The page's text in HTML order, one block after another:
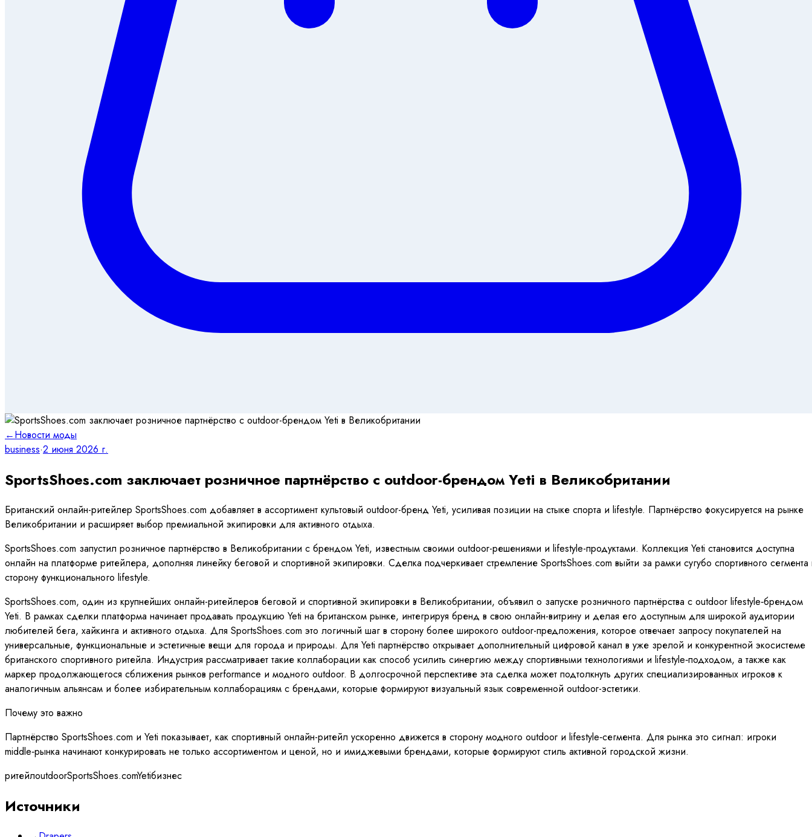
←Новости моды
business·2 июня 2026 г.
SportsShoes.com заключает розничное партнёрство с outdoor-брендом Yeti в Великобритании
Британский онлайн-ритейлер SportsShoes.com добавляет в ассортимент культовый outdoor-бренд Yeti, усиливая позиции на стыке спорта и lifestyle. Партнёрство фокусируется на рынке
Великобритании и расширяет выбор премиальной экипировки для активного отдыха.
SportsShoes.com запустил розничное партнёрство в Великобритании с брендом Yeti, известным своими outdoor-решениями и lifestyle-продуктами. Коллекция Yeti становится доступна
онлайн на платформе ритейлера, дополняя линейку беговой и спортивной экипировки. Сделка подчеркивает стремление SportsShoes.com выйти за рамки сугубо спортивного сегмента
сторону функционального lifestyle.
SportsShoes.com, один из крупнейших онлайн-ритейлеров беговой и спортивной экипировки в Великобритании, объявил о запуске розничного партнёрства с outdoor lifestyle‑брендом
Yeti. В рамках сделки платформа начинает продавать продукцию Yeti на британском рынке, интегрируя бренд в свою онлайн-витрину и делая его доступным для широкой аудитории
любителей бега, хайкинга и активного отдыха. Для SportsShoes.com это логичный шаг в сторону более широкого outdoor-предложения, которое отвечает запросу покупателей на
универсальные, функциональные и эстетичные вещи для города и природы. Для Yeti партнёрство открывает дополнительный цифровой канал в уже зрелой и конкурентной экосистеме
британского спортивного ритейла. Индустрия рассматривает такие коллаборации как способ усилить синергию между спортивными технологиями и lifestyle‑подходом, а также как
маркер продолжающегося сближения рынков performance и модного outdoor. В долгосрочной перспективе эта сделка может подтолкнуть других специализированных игроков к
аналогичным альянсам и более избирательным коллаборациям с брендами, которые формируют визуальный язык современной outdoor-эстетики.
Почему это важно
Партнёрство SportsShoes.com и Yeti показывает, как спортивный онлайн-ритейл ускоренно движется в сторону модного outdoor и lifestyle‑сегмента. Для рынка это сигнал: игроки
middle‑рынка начинают конкурировать не только ассортиментом и ценой, но и имиджевыми брендами, которые формируют стиль активной городской жизни.
ритейлoutdoorSportsShoes.comYetiбизнес
Источники